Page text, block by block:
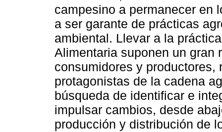
campesino a permanecer en
a ser garante de prácticas
ambiental. Llevar a la
Alimentaria suponen un gran
consumidores y
protagonistas de la cadena
búsqueda de identificar e
impulsar cambios, desde
producción y distribución de